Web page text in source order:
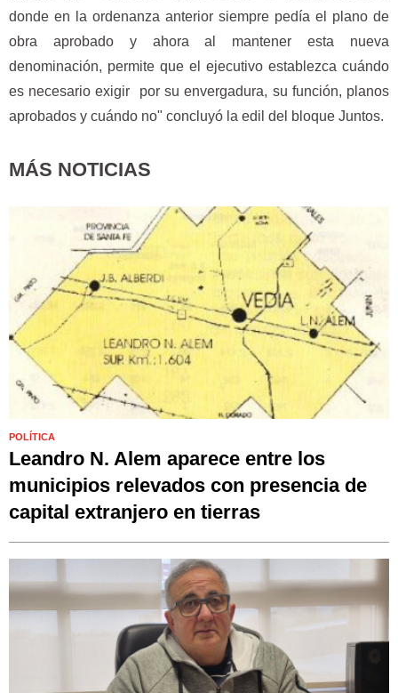
donde en la ordenanza anterior siempre pedía el plano de
obra aprobado y ahora al mantener esta nueva
denominación, permite que el ejecutivo establezca cuándo
es necesario exigir por su envergadura, su función, planos
aprobados y cuándo no" concluyó la edil del bloque Juntos.
MÁS NOTICIAS
POLÍTICA
Leandro N. Alem aparece entre los
municipios relevados con presencia de
capital extranjero en tierras